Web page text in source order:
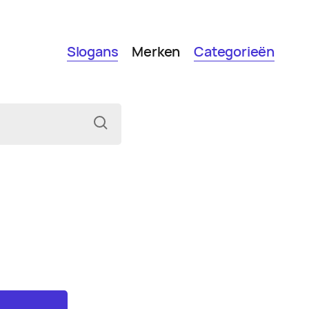
Slogans Merken Categorieën